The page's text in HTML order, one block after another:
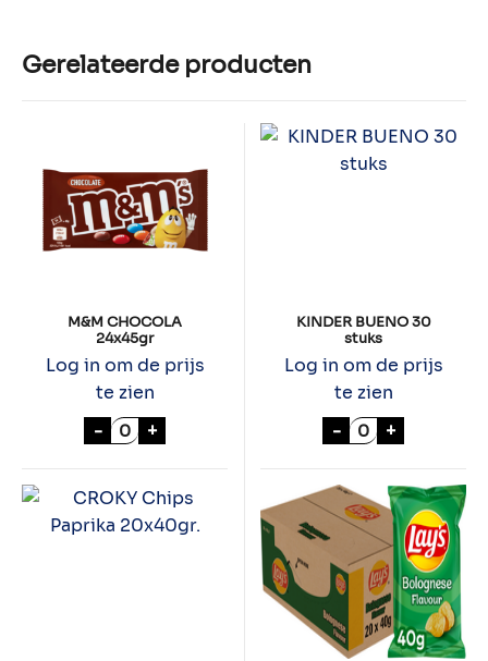
Gerelateerde producten
M&M CHOCOLA
24x45gr
Log in om de prijs
te zien
- M&M CHOCOLA 24x45gr aantal
+
KINDER BUENO 30
stuks
Log in om de prijs
te zien
- KINDER
+